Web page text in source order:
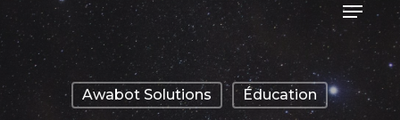
Skip
to
main
content
Awabot Solutions Éducation